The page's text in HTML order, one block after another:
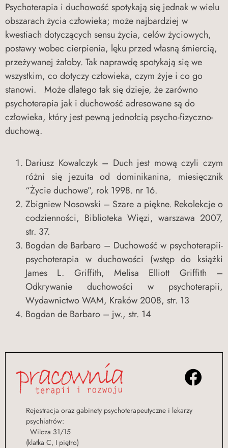
Psychoterapia i duchowość spotykają się jednak w wielu
obszarach życia człowieka; może najbardziej w
kwestiach dotyczących sensu życia, celów życiowych,
postawy wobec cierpienia, lęku przed własną śmiercią,
przeżywanej żałoby. Tak naprawdę spotykają się we
wszystkim, co dotyczy człowieka, czym żyje i co go
stanowi. Może dlatego tak się dzieje, że zarówno
psychoterapia jak i duchowość adresowane są do
człowieka, który jest pewną jednołcią psycho-fizyczno-
duchową.
Dariusz Kowalczyk – Duch jest mową czyli czym
różni się jezuita od dominikanina, miesięcznik
“Życie duchowe”, rok 1998. nr 16.
Zbigniew Nosowski – Szare a piękne. Rekolekcje o
codzienności, Biblioteka Więzi, warszawa 2007,
str. 37.
Bogdan de Barbaro – Duchowość w psychoterapii-
psychoterapia w duchowości (wstęp do książki
James L. Griffith, Melisa Elliott Griffith –
Odkrywanie duchowości w psychoterapii,
Wydawnictwo WAM, Kraków 2008, str. 13
Bogdan de Barbaro – jw., str. 14
Rejestracja oraz gabinety psychoterapeutyczne i lekarzy
psychiatrów:
Wilcza 31/15
(klatka C, I piętro)